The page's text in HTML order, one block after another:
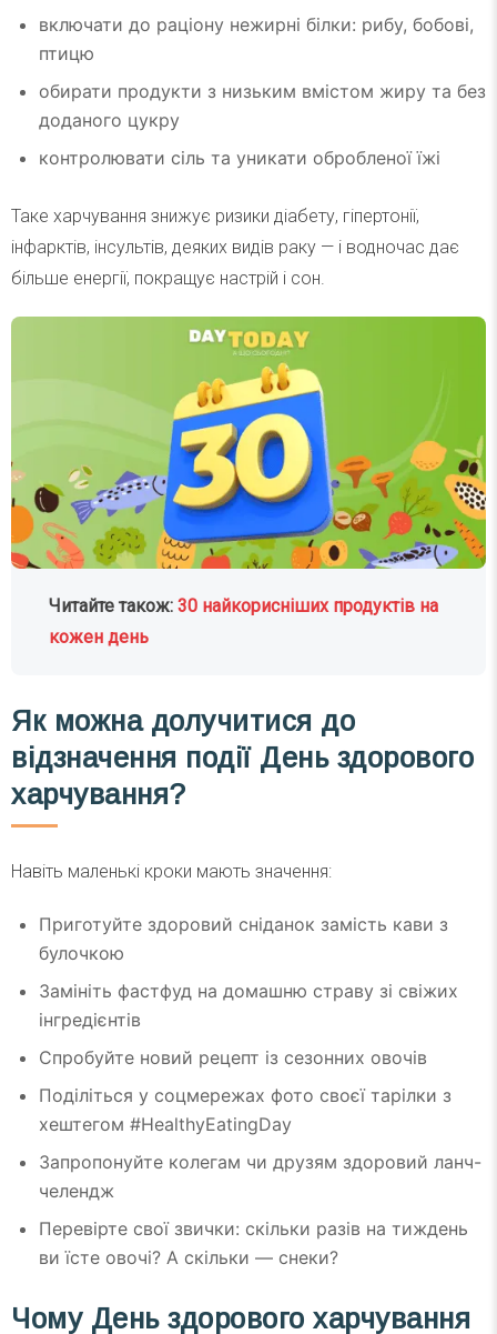
включати до раціону нежирні білки: рибу, бобові,
птицю
обирати продукти з низьким вмістом жиру та без
доданого цукру
контролювати сіль та уникати обробленої їжі
Таке харчування знижує ризики діабету, гіпертонії,
інфарктів, інсультів, деяких видів раку — і водночас дає
більше енергії, покращує настрій і сон.
Читайте також:30 найкорисніших продуктів на
кожен день
Як можна долучитися до
відзначення події День здорового
харчування?
Навіть маленькі кроки мають значення:
Приготуйте здоровий сніданок замість кави з
булочкою
Замініть фастфуд на домашню страву зі свіжих
інгредієнтів
Спробуйте новий рецепт із сезонних овочів
Поділіться у соцмережах фото своєї тарілки з
хештегом #HealthyEatingDay
Запропонуйте колегам чи друзям здоровий ланч-
челендж
Перевірте свої звички: скільки разів на тиждень
ви їсте овочі? А скільки — снеки?
Чому День здорового харчування